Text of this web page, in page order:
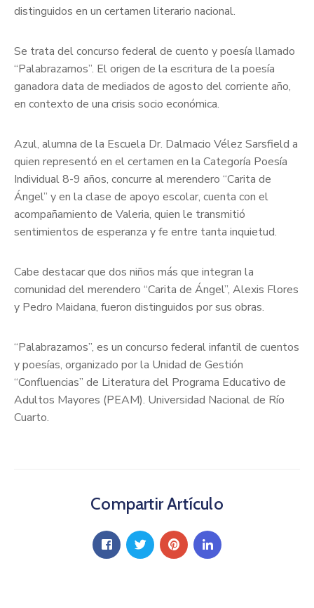
distinguidos en un certamen literario nacional.
Se trata del concurso federal de cuento y poesía llamado
“Palabrazarnos”. El origen de la escritura de la poesía
ganadora data de mediados de agosto del corriente año,
en contexto de una crisis socio económica.
Azul, alumna de la Escuela Dr. Dalmacio Vélez Sarsfield a
quien representó en el certamen en la Categoría Poesía
Individual 8-9 años, concurre al merendero “Carita de
Ángel” y en la clase de apoyo escolar, cuenta con el
acompañamiento de Valeria, quien le transmitió
sentimientos de esperanza y fe entre tanta inquietud.
Cabe destacar que dos niños más que integran la
comunidad del merendero “Carita de Ángel”, Alexis Flores
y Pedro Maidana, fueron distinguidos por sus obras.
“Palabrazarnos”, es un concurso federal infantil de cuentos
y poesías, organizado por la Unidad de Gestión
“Confluencias” de Literatura del Programa Educativo de
Adultos Mayores (PEAM). Universidad Nacional de Río
Cuarto.
Compartir Artículo